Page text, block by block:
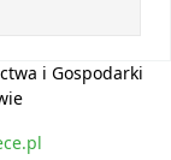
i Gospodarki